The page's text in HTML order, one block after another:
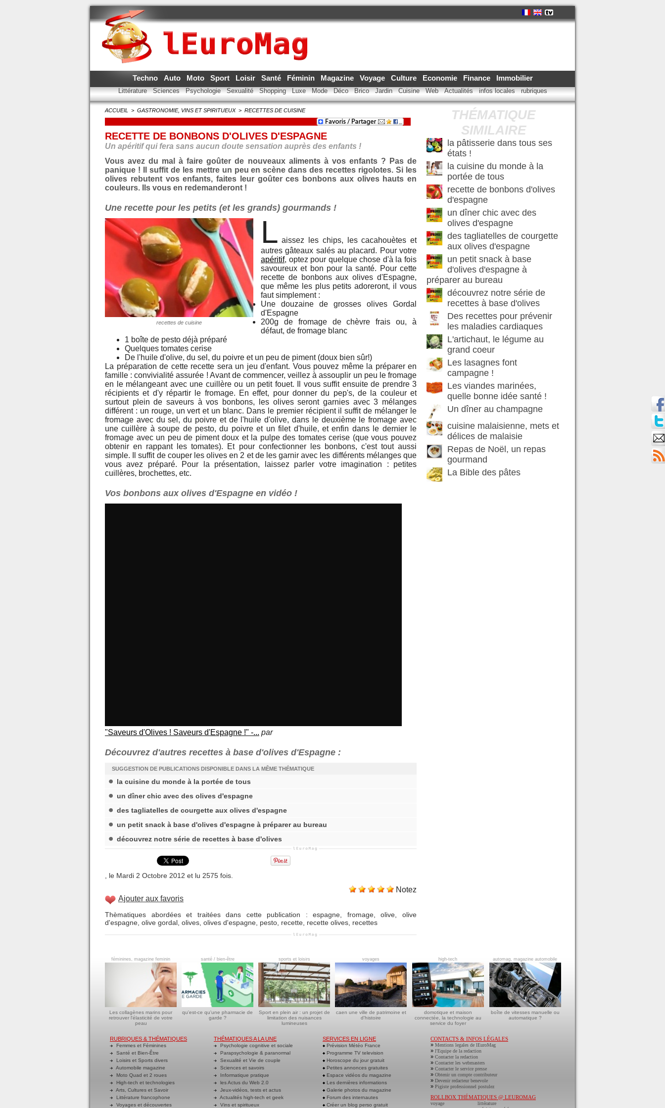
Techno Auto Moto Sport Loisir Santé Féminin Magazine Voyage Culture Economie Finance Immobilier
Littérature Sciences Psychologie Sexualité Shopping Luxe Mode Déco Brico Jardin Cuisine Web Actualités infos locales rubriques
ACCUEIL > GASTRONOMIE, VINS ET SPIRITUEUX > RECETTES DE CUISINE
RECETTE DE BONBONS D'OLIVES D'ESPAGNE
Un apéritif qui fera sans aucun doute sensation auprès des enfants !
Vous avez du mal à faire goûter de nouveaux aliments à vos enfants ? Pas de
panique ! Il suffit de les mettre un peu en scène dans des recettes rigolotes. Si les
olives rebutent vos enfants, faites leur goûter ces bonbons aux olives hauts en
couleurs. Ils vous en redemanderont !
Une recette pour les petits (et les grands) gourmands !
recettes de cuisine
L aissez les chips, les cacahouètes et
autres gâteaux salés au placard. Pour votre
apéritif, optez pour quelque chose d'à la fois
savoureux et bon pour la santé. Pour cette
recette de bonbons aux olives d'Espagne,
que même les plus petits adoreront, il vous
faut simplement :
Une douzaine de grosses olives Gordal
d'Espagne
200g de fromage de chèvre frais ou, à
défaut, de fromage blanc
1 boîte de pesto déjà préparé
Quelques tomates cerise
De l'huile d'olive, du sel, du poivre et un peu de piment (doux bien sûr!)
La préparation de cette recette sera un jeu d'enfant. Vous pouvez même la préparer en
famille : convivialité assurée ! Avant de commencer, veillez à assouplir un peu le fromage
en le mélangeant avec une cuillère ou un petit fouet. Il vous suffit ensuite de prendre 3
récipients et d'y répartir le fromage. En effet, pour donner du pep's, de la couleur et
surtout plein de saveurs à vos bonbons, les olives seront garnies avec 3 mélanges
différent : un rouge, un vert et un blanc. Dans le premier récipient il suffit de mélanger le
fromage avec du sel, du poivre et de l'huile d'olive, dans le deuxième le fromage avec
une cuillère à soupe de pesto, du poivre et un filet d'huile, et enfin dans le dernier le
fromage avec un peu de piment doux et la pulpe des tomates cerise (que vous pouvez
obtenir en rappant les tomates). Et pour confectionner les bonbons, c'est tout aussi
simple. Il suffit de couper les olives en 2 et de les garnir avec les différents mélanges que
vous avez préparé. Pour la présentation, laissez parler votre imagination : petites
cuillères, brochettes, etc.
Vos bonbons aux olives d'Espagne en vidéo !
"Saveurs d'Olives ! Saveurs d'Espagne !" -... par
Découvrez d'autres recettes à base d'olives d'Espagne :
SUGGESTION DE PUBLICATIONS DISPONIBLE DANS LA MÊME THÉMATIQUE
la cuisine du monde à la portée de tous
un dîner chic avec des olives d'espagne
des tagliatelles de courgette aux olives d'espagne
un petit snack à base d'olives d'espagne à préparer au bureau
découvrez notre série de recettes à base d'olives
, le Mardi 2 Octobre 2012 et lu 2575 fois.
Notez
Ajouter aux favoris
Thèmatiques abordées et traitées dans cette publication :espagne fromage,olive ,olive
d'espagne olive gordal olives olives d'espagne pesto recette recette olives recettes
THÉMATIQUE
SIMILAIRE
la pâtisserie dans tous ses
états !
la cuisine du monde à la
portée de tous
recette de bonbons d'olives
d'espagne
un dîner chic avec des
olives d'espagne
des tagliatelles de courgette
aux olives d'espagne
un petit snack à base
d'olives d'espagne à
préparer au bureau
découvrez notre série de
recettes à base d'olives
Des recettes pour prévenir
les maladies cardiaques
L'artichaut, le légume au
grand coeur
Les lasagnes font
campagne !
Les viandes marinées,
quelle bonne idée santé !
Un dîner au champagne
cuisine malaisienne, mets et
délices de malaisie
Repas de Noël, un repas
gourmand
La Bible des pâtes
féminines, magazine feminin
Les collagènes marins pour
retrouver l'élasticité de votre
peau
santé / bien-être
qu'est-ce qu'une pharmacie de
garde ?
sports et loisirs
Sport en plein air : un projet de
limitation des nuisances
lumineuses
voyages
caen une ville de patrimoine et
d'histoire
high-tech
domotique et maison
connectée, la technologie au
service du foyer
automag, magazine automobile
boîte de vitesses manuelle ou
automatique ?
RUBRIQUES & THÉMATIQUES
Femmes et Féminines
Santé et Bien-Être
Loisirs et Sports divers
Automobile magazine
Moto Quad et 2 roues
High-tech et technologies
Arts, Cultures et Savoir
Littérature francophone
Voyages et découvertes
THÉMATIQUES A LA UNE
Psychologie cognitive et sociale
Parapsychologie & paranormal
Sexualité et Vie de couple
Sciences et savoirs
Informatique pratique
les Actus du Web 2.0
Jeux-vidéos, tests et actus
Actualités high-tech et geek
Vins et spiritueux
SERVICES EN LIGNE
Prévision Météo France
Programme TV television
Horoscope du jour gratuit
Petites annonces gratuites
Espace vidéos du magazine
Les dernières informations
Galerie photos du magazine
Forum des internautes
Créer un blog perso gratuit
CONTACTS & INFOS LÉGALES
» Mentions legales de lEuroMag
» l'Equipe de la redaction
» Contacter la redaction
» Contacter les webmasters
» Contacter le service presse
» Obtenir un compte contributeur
» Devenir redacteur benevole
» Pigiste professionnel postulez
ROLLBOX THÉMATIQUES @ LEUROMAG
voyage
littérature